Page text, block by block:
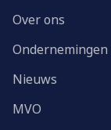
Over ons
Ondernemingen
Nieuws
MVO